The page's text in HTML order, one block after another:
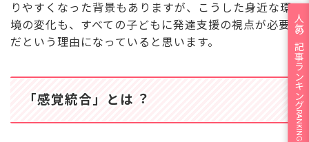
りやすくなった背景もありますが、こうした⾝近な環
境の変化も、すべての⼦どもに発達⽀援の視点が必要
だという理由になっていると思います。
「感覚統合」とは︖ 人気の記事ランキング
RANKING